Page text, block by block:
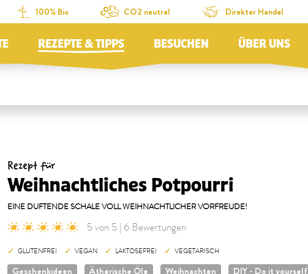
100% Bio CO2 neutral Direkter Handel
REZEPTE & TIPPS BESUCHEN ÜBER UNS
Rezept für
Weihnachtliches Potpourri
EINE DUFTENDE SCHALE VOLL WEIHNACHTLICHER VORFREUDE!
5 von 5 | 6 Bewertungen
GLUTENFREI VEGAN LAKTOSEFREI VEGETARISCH
Geschenkideen Ätherische Öle Weihnachten DIY - Do it yourself